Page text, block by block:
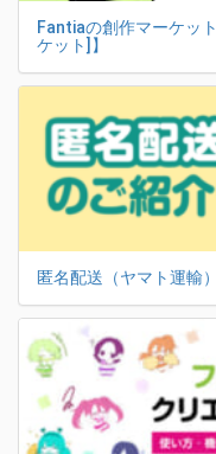
Fantiaの創作マーケッ
ケット]】
匿名配送（ヤマト運輸